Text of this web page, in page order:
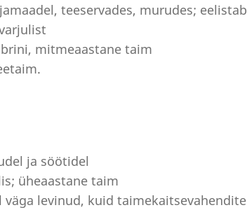
teeservades, murudes; eelistab
mitmeaastane taim
ja söötidel
üheaastane taim
väga levinud, kuid taimekaitsevahendite